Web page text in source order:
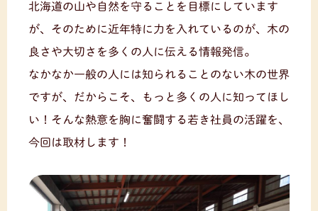
北海道の山や自然を守ることを目標にしています
が、そのために近年特に力を入れているのが、木の
良さや大切さを多くの人に伝える情報発信。
なかなか一般の人には知られることのない木の世界
ですが、だからこそ、もっと多くの人に知ってほし
い！そんな熱意を胸に奮闘する若き社員の活躍を、
今回は取材します！